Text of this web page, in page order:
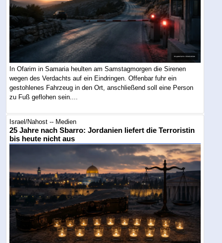
In Ofarim in Samaria heulten am Samstagmorgen die Sirenen
wegen des Verdachts auf ein Eindringen. Offenbar fuhr ein
gestohlenes Fahrzeug in den Ort, anschließend soll eine Person
zu Fuß geflohen sein....
Israel/Nahost -- Medien
25 Jahre nach Sbarro: Jordanien liefert die Terroristin
bis heute nicht aus